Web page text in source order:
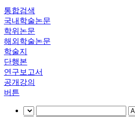
통합검색
국내학술논문
학위논문
해외학술논문
학술지
단행본
연구보고서
공개강의
버튼